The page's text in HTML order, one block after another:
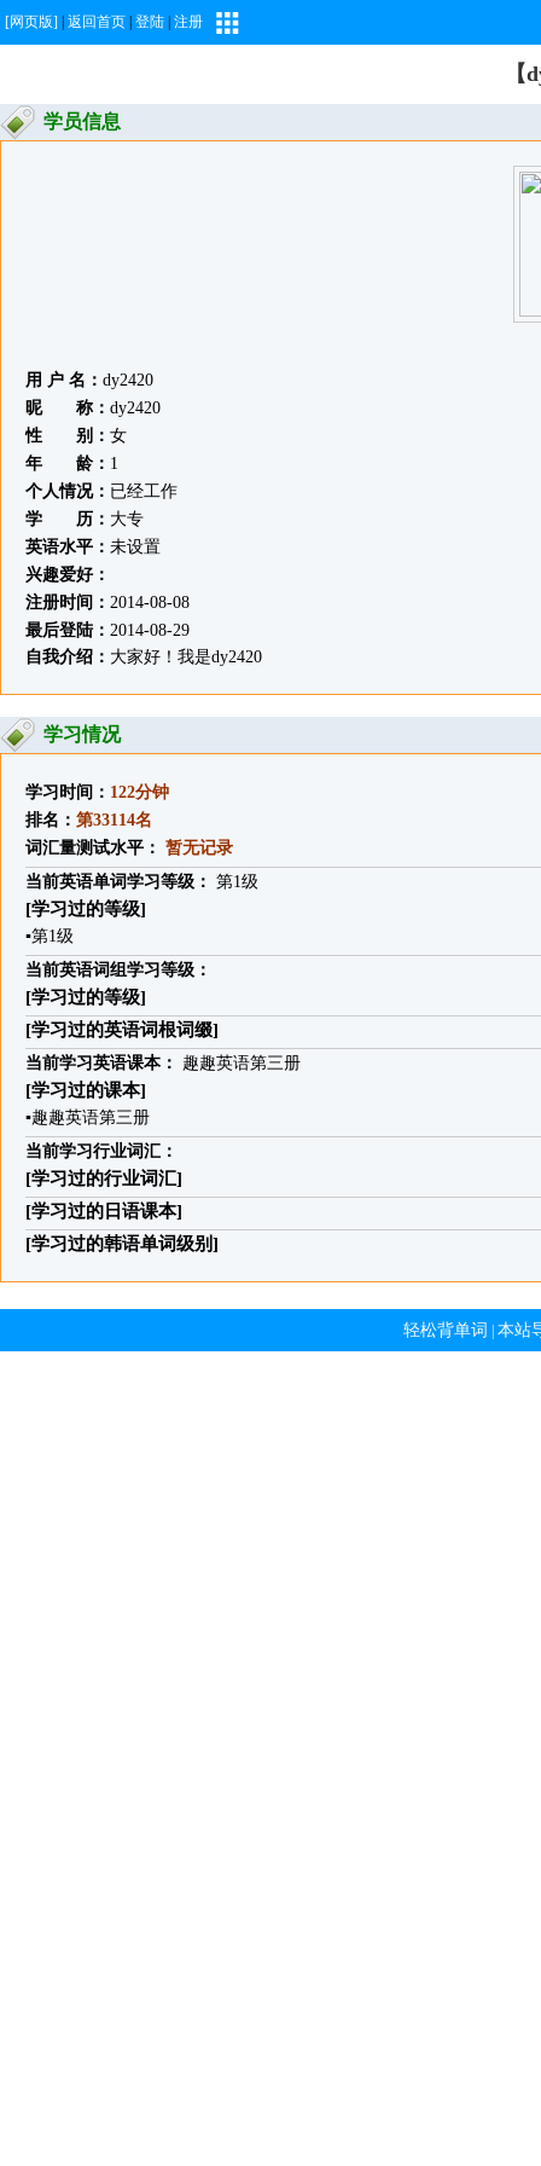
[网页版] 返回首页 登陆 注册
【
学员信息
用 户 名： dy2420
昵 称： dy2420
性 别： 女
年 龄： 1
个人情况： 已经工作
学 历： 大专
英语水平： 未设置
兴趣爱好：
注册时间： 2014-08-08
最后登陆： 2014-08-29
自我介绍： 大家好！我是dy2420
学习情况
学习时间： 122分钟
排名： 第33114名
词汇量测试水平： 暂无记录
当前英语单词学习等级： 第1级
[学习过的等级]
▪第1级
当前英语词组学习等级：
[学习过的等级]
[学习过的英语词根词缀]
当前学习英语课本： 趣趣英语第三册
[学习过的课本]
▪趣趣英语第三册
当前学习行业词汇：
[学习过的行业词汇]
[学习过的日语课本]
[学习过的韩语单词级别]
轻松背单词 本站